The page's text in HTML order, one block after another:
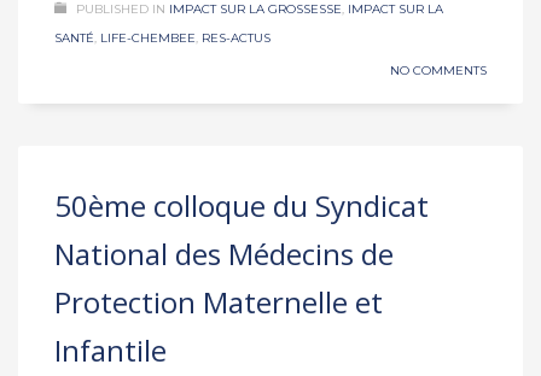
PUBLISHED IN IMPACT SUR LA GROSSESSE, IMPACT SUR LA
SANTÉ, LIFE-CHEMBEE, RES-ACTUS
NO COMMENTS
50ème colloque du Syndicat
National des Médecins de
Protection Maternelle et
Infantile